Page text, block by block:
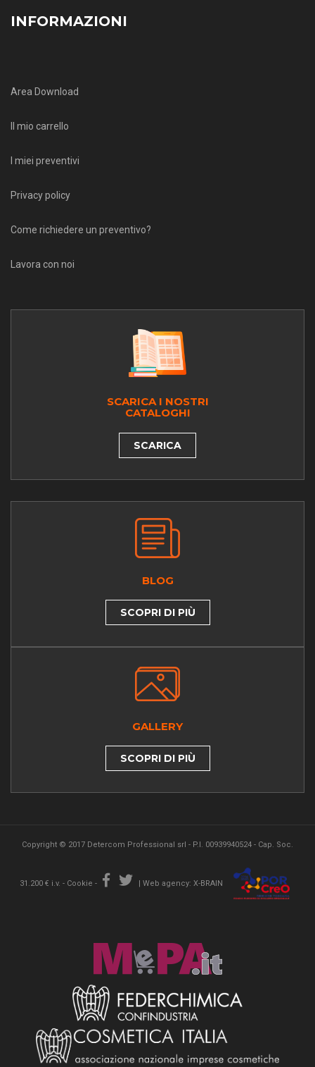
INFORMAZIONI
Area Download
Il mio carrello
I miei preventivi
Privacy policy
Come richiedere un preventivo?
Lavora con noi
SCARICA I NOSTRI
CATALOGHI
SCARICA
BLOG
SCOPRI DI PIÙ
GALLERY
SCOPRI DI PIÙ
Copyright © 2017 Detercom Professional srl - P.I. 00939940524 - Cap. Soc.
31.200 € i.v. - Cookie - | Web agency: X-BRAIN